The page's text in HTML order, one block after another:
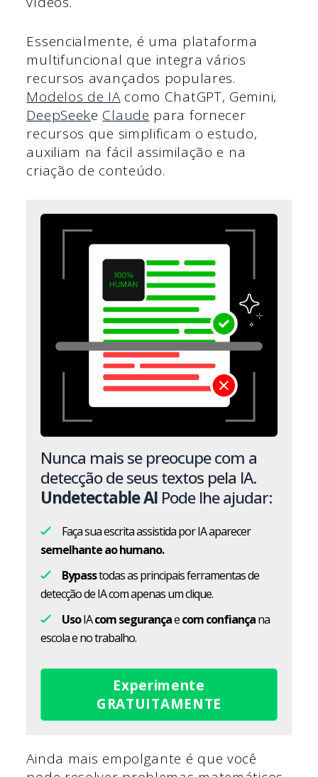
Essencialmente, é uma plataforma
multifuncional que integra vários
recursos avançados populares.
Modelos de IAcomo ChatGPT, Gemini,
DeepSeeke Claude para fornecer
recursos que simplificam o estudo,
auxiliam na fácil assimilação e na
criação de conteúdo.
Nunca mais se preocupe com a
detecção de seus textos pela IA.
Undetectable AI Pode lhe ajudar:
Faça sua escrita assistida por IA aparecer
semelhante ao humano.
Bypasstodas as principais ferramentas de
detecção de IA com apenas um clique.
UsoIAcom segurançaecom confiançana
escola e no trabalho.
Experimente
GRATUITAMENTE
Ainda mais empolgante é que você